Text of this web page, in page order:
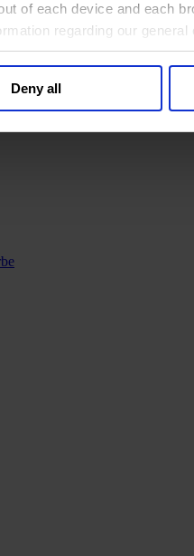
of each device and each
regarding our
Deny all